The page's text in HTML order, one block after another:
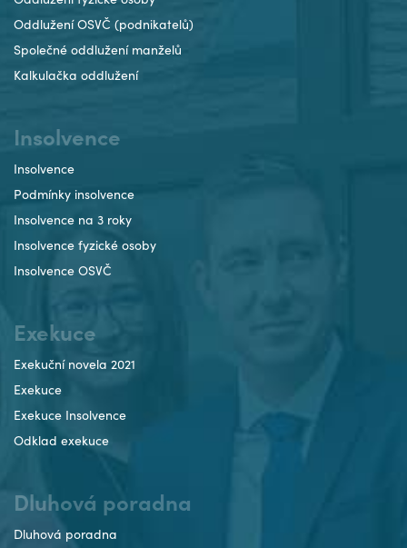
Oddlužení OSVČ (podnikatelů)
Společné oddlužení manželů
Kalkulačka oddlužení
Insolvence
Insolvence
Podmínky insolvence
Insolvence na 3 roky
Insolvence fyzické osoby
Insolvence OSVČ
Exekuce
Exekuční novela 2021
Exekuce
Exekuce Insolvence
Odklad exekuce
Dluhová poradna
Dluhová poradna